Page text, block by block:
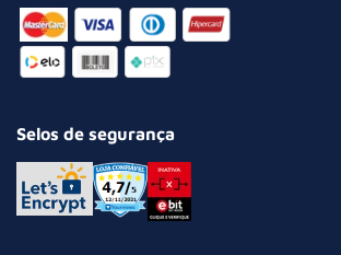
Selos de segurança